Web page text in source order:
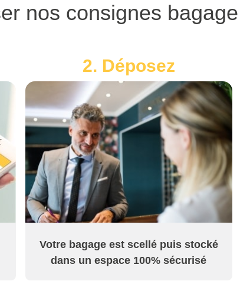
nos consignes
2. Déposez
Votre bagage est scellé puis stocké
dans un espace 100% sécurisé